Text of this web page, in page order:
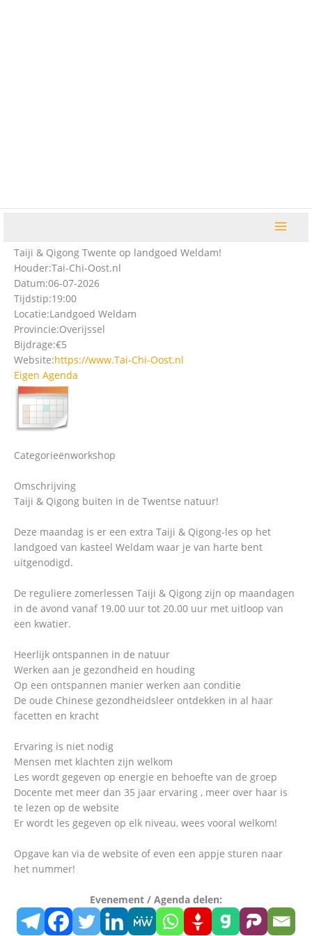
Taiji & Qigong Twente op landgoed Weldam!
Houder:Tai-Chi-Oost.nl
Datum:06-07-2026
Tijdstip:19:00
Locatie:Landgoed Weldam
Provincie:Overijssel
Bijdrage:€5
Website:https://www.Tai-Chi-Oost.nl
Eigen Agenda
Categorieënworkshop
Omschrijving
Taiji & Qigong buiten in de Twentse natuur!
Deze maandag is er een extra Taiji & Qigong-les op het
landgoed van kasteel Weldam waar je van harte bent
uitgenodigd.
De reguliere zomerlessen Taiji & Qigong zijn op maandagen
in de avond vanaf 19.00 uur tot 20.00 uur met uitloop van
een kwatier.
Heerlijk ontspannen in de natuur
Werken aan je gezondheid en houding
Op een ontspannen manier werken aan conditie
De oude Chinese gezondheidsleer ontdekken in al haar
facetten en kracht
Ervaring is niet nodig
Mensen met klachten zijn welkom
Les wordt gegeven op energie en behoefte van de groep
Docente met meer dan 35 jaar ervaring , meer over haar is
te lezen op de website
Er wordt les gegeven op elk niveau, wees vooral welkom!
Opgave kan via de website of even een appje sturen naar
het nummer!
Evenement / Agenda delen: